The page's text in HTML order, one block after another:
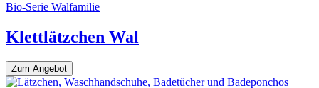
Bio-Serie Walfamilie
Klettlätzchen Wal
Zum Angebot